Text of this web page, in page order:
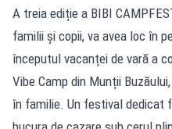
A treia ediție a BIBI
familii și copii, va avea loc în
începutul vacanței de vară a
Vibe Camp din Munții
în familie. Un festival dedicat